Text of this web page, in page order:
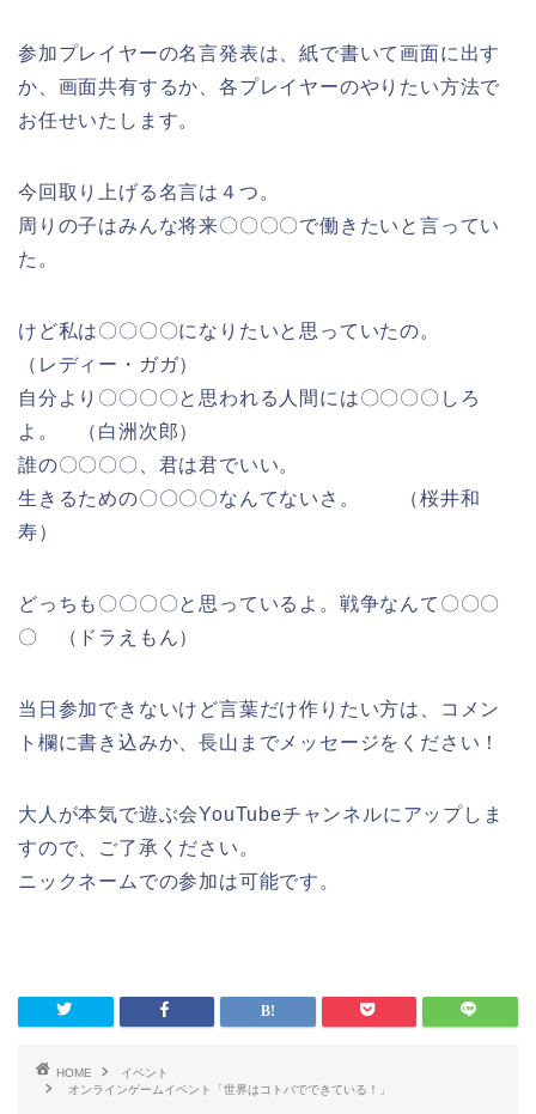
参加プレイヤーの名言発表は、紙で書いて画面に出す
か、画面共有するか、各プレイヤーのやりたい方法で
お任せいたします。
今回取り上げる名言は４つ。
周りの子はみんな将来〇〇〇〇で働きたいと言ってい
た。
けど私は〇〇〇〇になりたいと思っていたの。
（レディー・ガガ）
自分より〇〇〇〇と思われる人間には〇〇〇〇しろ
よ。 （白洲次郎）
誰の〇〇〇〇、君は君でいい。
生きるための〇〇〇〇なんてないさ。 （桜井和
寿）
どっちも〇〇〇〇と思っているよ。戦争なんて〇〇〇
〇 （ドラえもん）
当日参加できないけど言葉だけ作りたい方は、コメン
ト欄に書き込みか、長山までメッセージをください！
大人が本気で遊ぶ会YouTubeチャンネルにアップしま
すので、ご了承ください。
ニックネームでの参加は可能です。
HOME
イベント
オンラインゲームイベント「世界はコトバでできている！」